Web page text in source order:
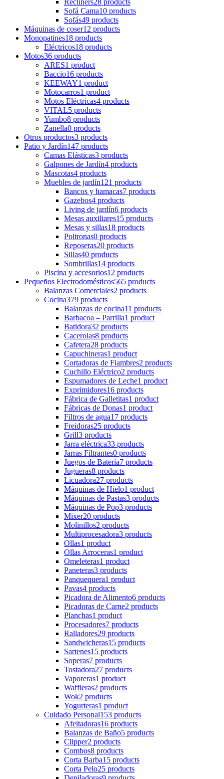
Sofá Cama10 products
Sofás49 products
Máquinas de coser12 products
Monopatines18 products
Eléctricos18 products
Motos36 products
ARES1 product
Baccio16 products
KEEWAY1 product
Motocarros1 product
Motos Eléctricas4 products
VITAL5 products
Yumbo8 products
Zanella0 products
Otros productos3 products
Patio y Jardín147 products
Camas Elásticas3 products
Galpones de Jardín4 products
Mascotas4 products
Muebles de jardín121 products
Bancos y hamacas7 products
Gazebos4 products
Living de jardín6 products
Mesas auxiliares15 products
Mesas y sillas18 products
Poltronas0 products
Reposeras20 products
Sillas40 products
Sombrillas14 products
Piscina y accesorios12 products
Pequeños Electrodomésticos565 products
Balanzas Comerciales2 products
Cocina379 products
Balanzas de cocina11 products
Barbacoa – Parrilla1 product
Batidora32 products
Cacerolas8 products
Cafetera28 products
Capuchineras1 product
Cortadoras de Fiambres2 products
Cuchillo Eléctrico2 products
Espumadores de Leche1 product
Exprimidores16 products
Fábrica de Galletitas1 product
Fábricas de Donas1 product
Filtros de agua17 products
Freidoras25 products
Grill3 products
Jarra eléctrica33 products
Jarras Filtrantes0 products
Juegos de Batería7 products
Jugueras8 products
Licuadora27 products
Máquinas de Hielo1 product
Máquinas de Pastas3 products
Máquinas de Pop3 products
Mixer20 products
Molinillos2 products
Multiprocesadora3 products
Ollas1 product
Ollas Arroceras1 product
Omeleteras1 product
Paneteras3 products
Panquequera1 product
Pavas4 products
Picadora de Alimento6 products
Picadoras de Carne2 products
Planchas1 product
Procesadores7 products
Ralladores29 products
Sandwicheras15 products
Sartenes15 products
Soperas7 products
Tostadora27 products
Vaporeras1 product
Waffleras2 products
Wok2 products
Yogurteras1 product
Cuidado Personal153 products
Afeitadoras16 products
Balanzas de Baño5 products
Clipper2 products
Combos8 products
Corta Barba15 products
Corta Pelo25 products